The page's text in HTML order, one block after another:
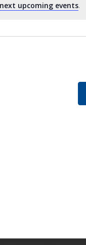
next upcoming events.